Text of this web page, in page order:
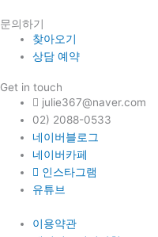
문의하기
찾아오기
상담 예약
Get in touch
julie367@naver.com
02) 2088-0533
네이버블로그
네이버카페
인스타그램
유튜브
이용약관